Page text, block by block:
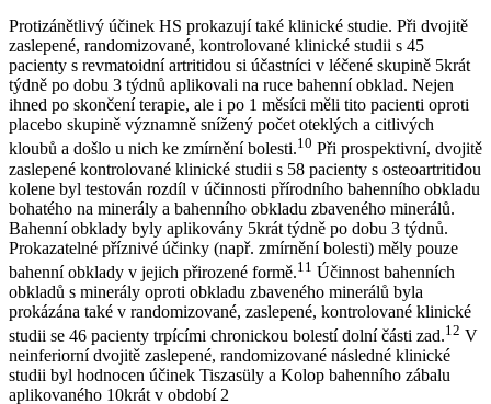
Protizánětlivý účinek HS prokazují také klinické studie. Při dvojitě
zaslepené, randomizované, kontrolované klinické studii s 45
pacienty s revmatoidní artritidou si účastníci v léčené skupině 5krát
týdně po dobu 3 týdnů aplikovali na ruce bahenní obklad. Nejen
ihned po skončení terapie, ale i po 1 měsíci měli tito pacienti oproti
placebo skupině významně snížený počet oteklých a citlivých
kloubů a došlo u nich ke zmírnění bolesti.10 Při prospektivní, dvojitě
zaslepené kontrolované klinické studii s 58 pacienty s osteoartritidou
kolene byl testován rozdíl v účinnosti přírodního bahenního obkladu
bohatého na minerály a bahenního obkladu zbaveného minerálů.
Bahenní obklady byly aplikovány 5krát týdně po dobu 3 týdnů.
Prokazatelné příznivé účinky (např. zmírnění bolesti) měly pouze
bahenní obklady v jejich přirozené formě.11 Účinnost bahenních
obkladů s minerály oproti obkladu zbaveného minerálů byla
prokázána také v randomizované, zaslepené, kontrolované klinické
studii se 46 pacienty trpícími chronickou bolestí dolní části zad.12 V
neinferiorní dvojitě zaslepené, randomizované následné klinické
studii byl hodnocen účinek Tiszasüly a Kolop bahenního zábalu
aplikovaného 10krát v období 2